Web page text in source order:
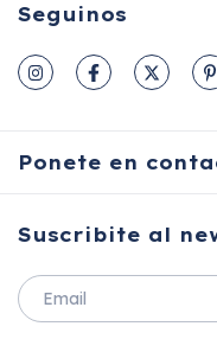
Seguinos
Ponete en
Suscribite al